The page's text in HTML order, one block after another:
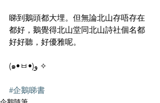
睇到鵝頭都大埋。但無論北山存唔存在
都好，鵝覺得北山堂同北山詩社個名都
好好聽，好優雅呢。
(๑•ㅂ•)و ✧
#企鵝睇書